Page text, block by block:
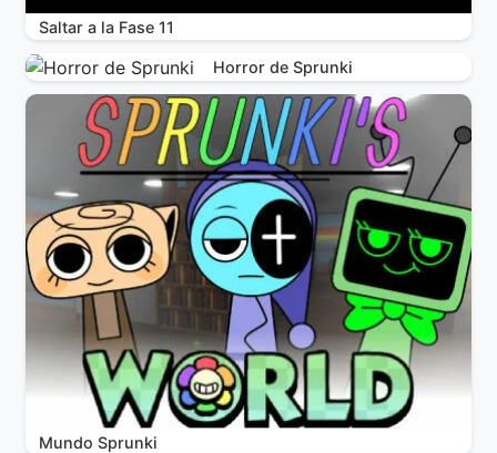
Saltar a la Fase 11
Horror de Sprunki
Mundo Sprunki